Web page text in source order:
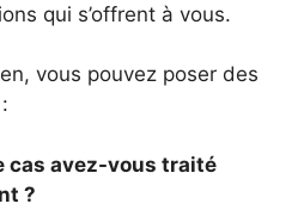
qui s’offrent à vous.
vous pouvez poser des
cas avez-vous traité
?